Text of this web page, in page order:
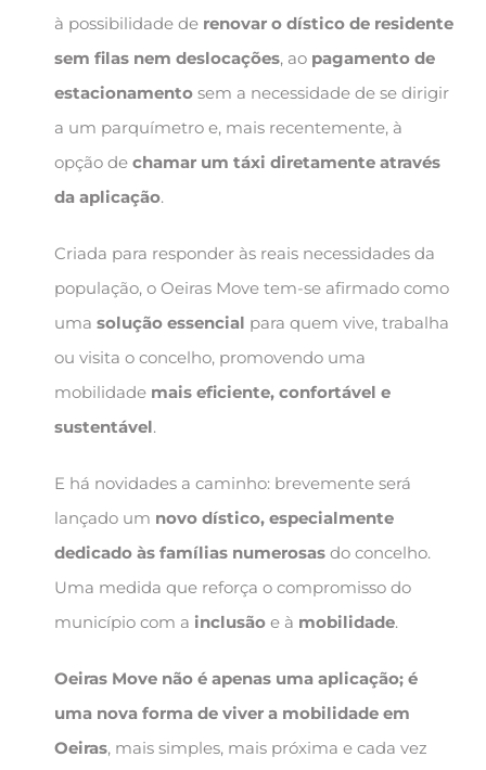
à possibilidade de renovar o dístico de residente
sem filas nem deslocações, ao pagamento de
estacionamentosem a necessidade de se dirigir
a um parquímetro e, mais recentemente, à
opção de chamar um táxi diretamente através
da aplicação.
Criada para responder às reais necessidades da
população, o Oeiras Move tem-se afirmado como
uma solução essencial para quem vive, trabalha
ou visita o concelho, promovendo uma
mobilidade mais eficiente, confortável e
sustentável.
E há novidades a caminho: brevemente será
lançado um novo dístico, especialmente
dedicado às famílias numerosasdo concelho.
Uma medida que reforça o compromisso do
município com a inclusãoe à mobilidade.
Oeiras Move não é apenas uma aplicação; é
uma nova forma de viver a mobilidade em
Oeiras, mais simples, mais próxima e cada vez